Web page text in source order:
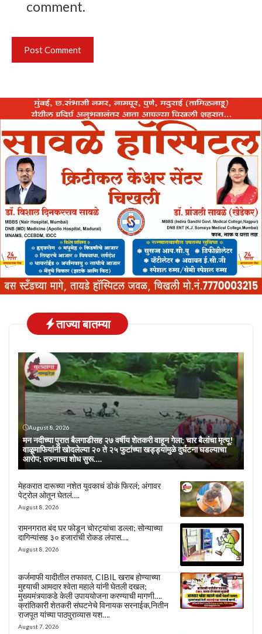
comment.
ताज्या बातम्या
August 8, 2026
मन नदीच्या पुरात बैलगाडीसह २७ वर्षीय शेतकरी वाहून गेला; चार बैलांचा मृत्यू!
वाळूमाफियांनी खोदलेल्या २० ते २५ फुटांच्या खड्ड्यांमुळे दुर्घटना घडल्याचा
आरोप; तरुणाचा शोध सुरू….
मेहकरात दारूच्या नशेत युवकाचं डोकं फिरलं; अंगावर
पेट्रोल ओतून घेतलं….
August 8, 2026
रामनगरात बंद घर फोडून चोरट्यांचा डल्ला; सोन्याच्या
दागिन्यांसह ३० हजारांची रोकड लंपास….
August 8, 2026
कर्जमाफी यादीतील तफावत, CIBIL खराब होण्याच्या
मुद्द्याची आमदार श्वेता महाले यांनी घेतली दखल;
मुख्यमंत्र्याकडे केली उपाययोजना करण्याची मागणी….
क्रांतिकारी शेतकरी संघटनेचे विनायक सरनाईक,नितीन
राजपूत यांच्या पाठपुराव्यास यश….
August 7, 2026